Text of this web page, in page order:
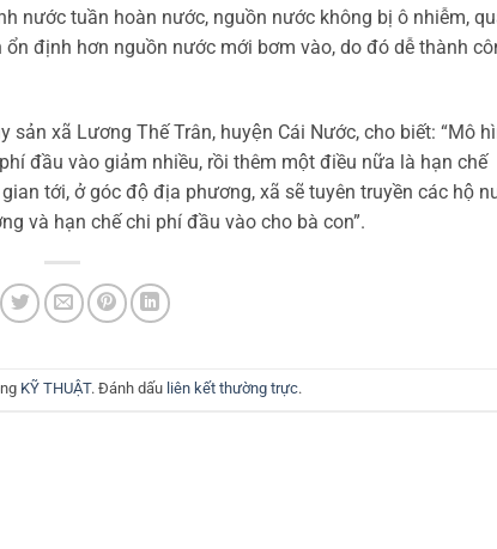
nước tuần hoàn nước, nguồn nước không bị ô nhiễm,
định hơn nguồn nước mới bơm vào, do đó dễ thành
sản xã Lương Thế Trân, huyện Cái Nước, cho biết: “Mô
đầu vào giảm nhiều, rồi thêm một điều nữa là hạn chế
tới, ở góc độ địa phương, xã sẽ tuyên truyền các hộ
và hạn chế chi phí đầu vào cho bà con”.
KỸ THUẬT. Đánh dấu liên kết thường trực.